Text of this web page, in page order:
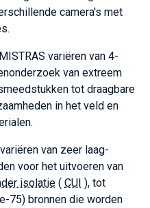
camera's met
variëren van 4-
van extreem
tot draagbare
in het veld en
van zeer laag-
voor het uitvoeren van
isolatie ( CUI ), tot
75) bronnen die worden